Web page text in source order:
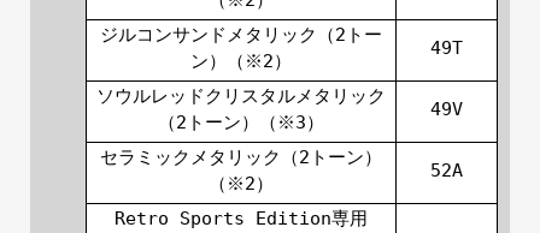
ジルコンサンドメタリック（2トー
ン）（※2）
49T
ソウルレッドクリスタルメタリック
（2トーン）（※3）
49V
セラミックメタリック（2トーン）
（※2）
52A
Retro Sports Edition専用